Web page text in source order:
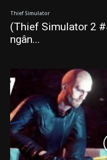
Thief Simulator
(Thief Simulator 2
ngân...